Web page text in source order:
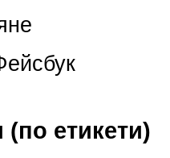
етикети)